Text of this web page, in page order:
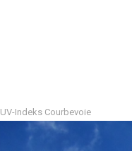
UV-Indeks Courbevoie